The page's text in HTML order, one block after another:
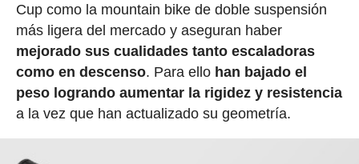
Cup como la mountain bike de doble suspensión
más ligera del mercado y aseguran haber
mejorado sus cualidades tanto escaladoras
como en descenso. Para ello han bajado el
peso logrando aumentar la rigidez y resistencia
a la vez que han actualizado su geometría.